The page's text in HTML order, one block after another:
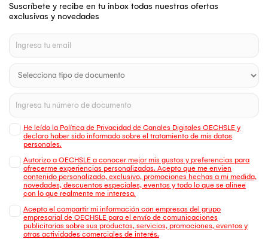
Suscríbete y recibe en tu inbox todas nuestras ofertas
exclusivas y novedades
He leído la Política de Privacidad de Canales Digitales OECHSLE y
declaro haber sido informado sobre el tratamiento de mis datos
personales.
Autorizo a OECHSLE a conocer mejor mis gustos y preferencias para
ofrecerme experiencias personalizadas. Acepto que me envien
contenido personalizado, exclusivo, promociones hechas a mi medida,
novedades, descuentos especiales, eventos y todo lo que se alinee
con lo que realmente me interesa.
Acepto el compartir mi información con empresas del grupo
empresarial de OECHSLE para el envío de comunicaciones
publicitarias sobre sus productos, servicios, promociones, eventos y
otras actividades comerciales de interés.